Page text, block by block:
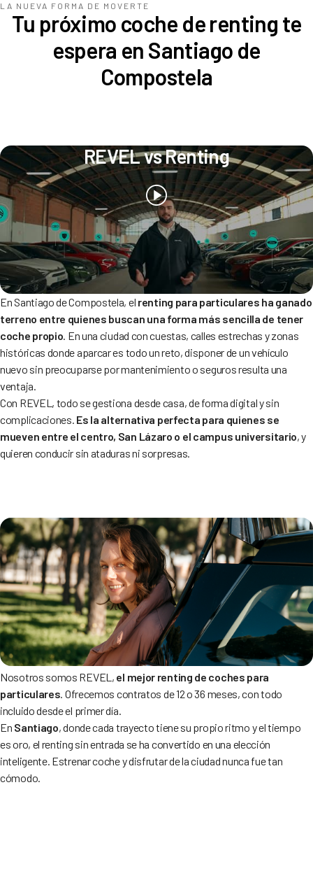
LA NUEVA FORMA DE MOVERTE
Tu próximo coche de renting te
espera en Santiago de
Compostela
REVEL vs Renting
En Santiago de Compostela, el renting para particulares ha ganado
terreno entre quienes buscan una forma más sencilla de tener
coche propio. En una ciudad con cuestas, calles estrechas y zonas
históricas donde aparcar es todo un reto, disponer de un vehículo
nuevo sin preocuparse por mantenimiento o seguros resulta una
ventaja.
Con REVEL, todo se gestiona desde casa, de forma digital y sin
complicaciones. Es la alternativa perfecta para quienes se
mueven entre el centro, San Lázaro o el campus universitario, y
quieren conducir sin ataduras ni sorpresas.
Nosotros somos REVEL, el mejor renting de coches para
particulares. Ofrecemos contratos de 12 o 36 meses, con todo
incluido desde el primer día.
En Santiago, donde cada trayecto tiene su propio ritmo y el tiempo
es oro, el renting sin entrada se ha convertido en una elección
inteligente. Estrenar coche y disfrutar de la ciudad nunca fue tan
cómodo.